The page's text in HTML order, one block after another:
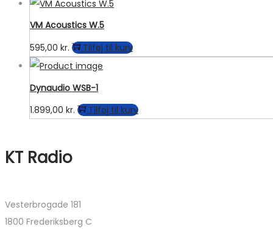
VM Acoustics W.5
595,00 kr. Tilføj til kurv
Dynaudio WSB-1
1.899,00 kr. Tilføj til kurv
KT Radio
Vesterbrogade 181
1800 Frederiksberg C